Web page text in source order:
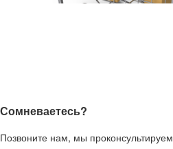
Сомневаетесь?
Позвоните нам, мы проконсультируем